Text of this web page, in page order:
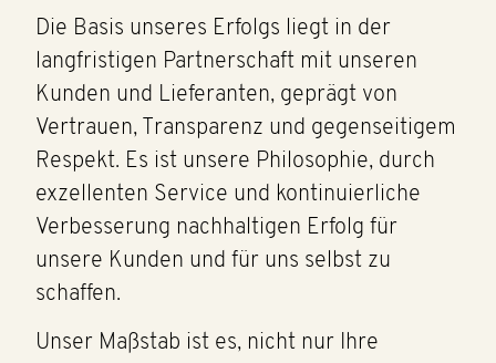
Die Basis unseres Erfolgs liegt in der
langfristigen Partnerschaft mit unseren
Kunden und Lieferanten, geprägt von
Vertrauen, Transparenz und gegenseitigem
Respekt. Es ist unsere Philosophie, durch
exzellenten Service und kontinuierliche
Verbesserung nachhaltigen Erfolg für
unsere Kunden und für uns selbst zu
schaffen.
Unser Maßstab ist es, nicht nur Ihre